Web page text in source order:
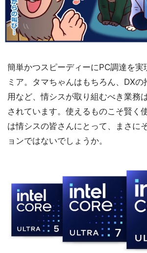
簡単かつスピーディーにPC調達を実
ミア。タマちゃんはもちろん、DX
用など、情シスが取り組むべき業務
されています。使えるものこそ賢く
は情シスの皆さんにとって、まさに
ョンではないでしょうか。